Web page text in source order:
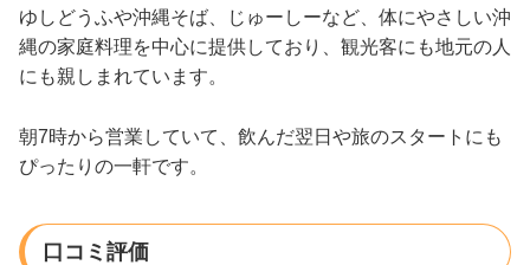
ゆしどうふや沖縄そば、じゅーしーなど、体にやさしい沖
縄の家庭料理を中心に提供しており、観光客にも地元の人
にも親しまれています。
朝7時から営業していて、飲んだ翌日や旅のスタートにも
ぴったりの一軒です。
口コミ評価